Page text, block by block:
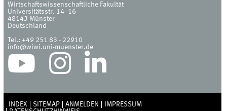
Wirtschaftswissenschaftliche Fakultät
Universitätsstr. 14- 16
48143 Münster
Deutschland
Tel.:+49 251 83 - 22910
info@wiwi.uni-muenster.de
INDEX SITEMAP ANMELDEN
IMPRESSUM